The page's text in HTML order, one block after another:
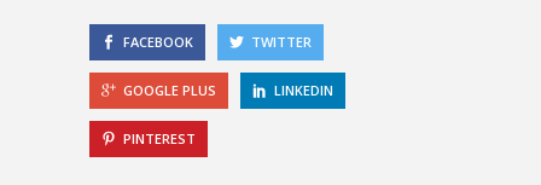
FACEBOOK TWITTER
GOOGLE PLUS LINKEDIN
PINTEREST